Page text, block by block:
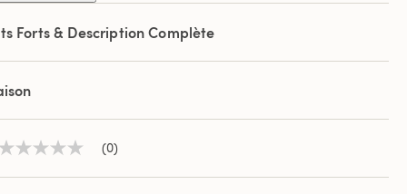
Forts & Description Complète
Aucune (0)